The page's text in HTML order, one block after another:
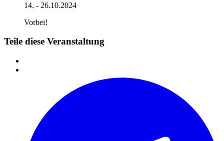
14. - 26.10.2024
Vorbei!
Teile diese Veranstaltung